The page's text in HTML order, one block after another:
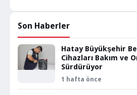
Son Haberler
Hatay Büyükşehir
Cihazları Bakım ve
Sürdürüyor
1 hafta önce